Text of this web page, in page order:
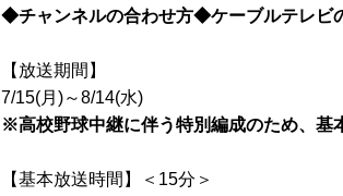
◆チャンネルの合わせ方◆ケーブルテレビ
【放送期間】
7/15(月)～8/14(水)
※高校野球中継に伴う特別編成のため、基
【基本放送時間】＜15分＞